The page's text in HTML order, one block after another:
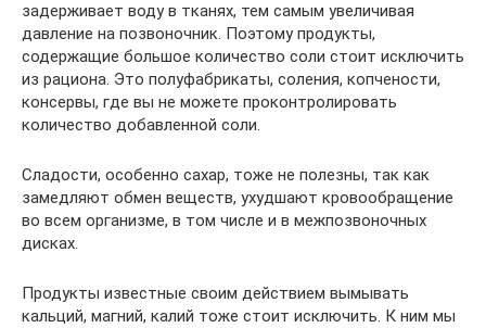
задерживает воду в тканях, тем самым увеличивая
давление на позвоночник. Поэтому продукты,
содержащие большое количество соли стоит исключить
из рациона. Это полуфабрикаты, соления, копчености,
консервы, где вы не можете проконтролировать
количество добавленной соли.
Сладости, особенно сахар, тоже не полезны, так как
замедляют обмен веществ, ухудшают кровообращение
во всем организме, в том числе и в межпозвоночных
дисках.
Продукты известные своим действием вымывать
кальций, магний, калий тоже стоит исключить. К ним мы